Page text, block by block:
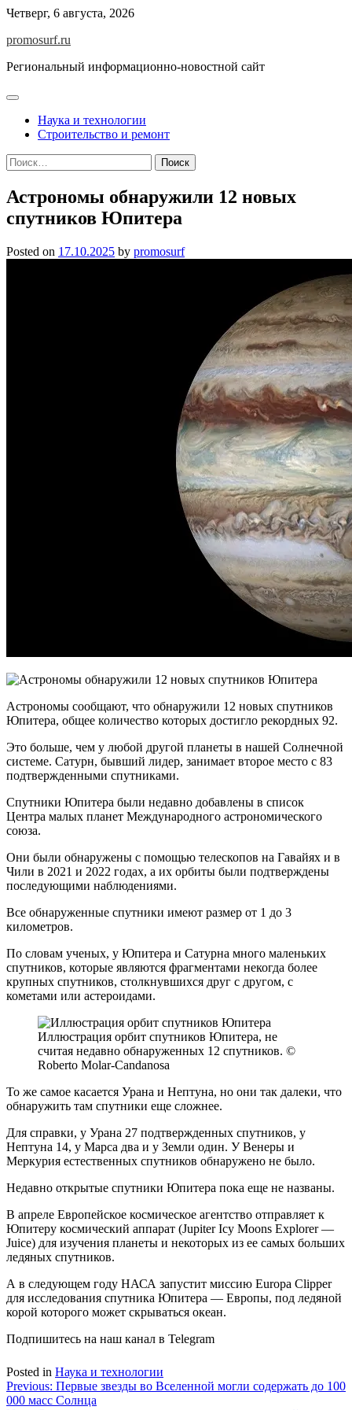
Skip
content
Четверг, 6 августа, 2026
promosurf.ru
Региональный информационно-новостной сайт
Наука и технологии
Строительство и ремонт
Найти:
Астрономы обнаружили 12 новых
спутников Юпитера
Posted on 17.10.2025 by promosurf
Астрономы сообщают, что обнаружили 12 новых спутников
Юпитера, общее количество которых достигло рекордных 92.
Это больше, чем у любой другой планеты в нашей Солнечной
системе. Сатурн, бывший лидер, занимает второе место с 83
подтвержденными спутниками.
Спутники Юпитера были недавно добавлены в список
Центра малых планет Международного астрономического
союза.
Они были обнаружены с помощью телескопов на Гавайях и в
Чили в 2021 и 2022 годах, а их орбиты были подтверждены
последующими наблюдениями.
Все обнаруженные спутники имеют размер от 1 до 3
километров.
По словам ученых, у Юпитера и Сатурна много маленьких
спутников, которые являются фрагментами некогда более
крупных спутников, столкнувшихся друг с другом, с
кометами или астероидами.
Иллюстрация орбит спутников Юпитера, не
считая недавно обнаруженных 12 спутников. ©
Roberto Molar-Candanosa
То же самое касается Урана и Нептуна, но они так далеки, что
обнаружить там спутники еще сложнее.
Для справки, у Урана 27 подтвержденных спутников, у
Нептуна 14, у Марса два и у Земли один. У Венеры и
Меркурия естественных спутников обнаружено не было.
Недавно открытые спутники Юпитера пока еще не названы.
В апреле Европейское космическое агентство отправляет к
Юпитеру космический аппарат (Jupiter Icy Moons Explorer —
Juice) для изучения планеты и некоторых из ее самых больших
ледяных спутников.
А в следующем году НАСА запустит миссию Europa Clipper
для исследования спутника Юпитера — Европы, под ледяной
корой которого может скрываться океан.
Подпишитесь на наш канал в Telegram
Posted in Наука и технологии
Навигация
Previous: Первые звезды во Вселенной могли содержать до 100
000 масс Солнца